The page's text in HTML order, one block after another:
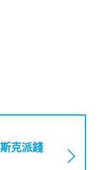
克派錢